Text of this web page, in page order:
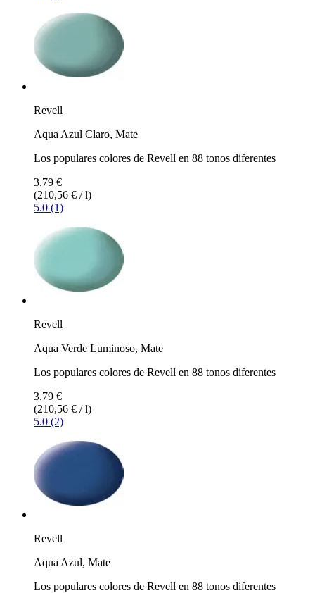
Revell
Aqua Azul Claro, Mate
Los populares colores de Revell en 88 tonos diferentes
3,79 €
(210,56 € / l)
5.0 (1)
Revell
Aqua Verde Luminoso, Mate
Los populares colores de Revell en 88 tonos diferentes
3,79 €
(210,56 € / l)
5.0 (2)
Revell
Aqua Azul, Mate
Los populares colores de Revell en 88 tonos diferentes